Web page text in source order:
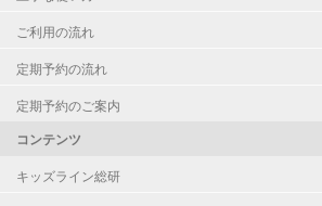
ご利用の流れ
定期予約の流れ
定期予約のご案内
コンテンツ
キッズライン総研